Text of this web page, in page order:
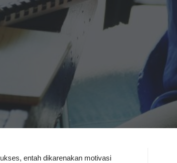
entah dikarenakan motivasi